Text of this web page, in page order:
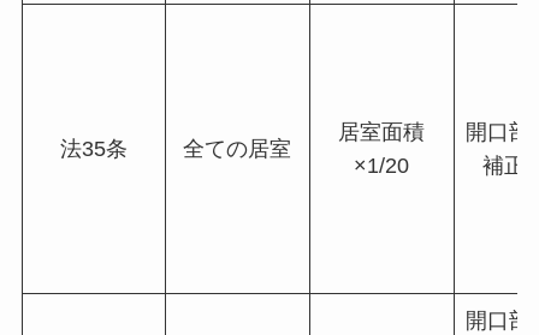
法35条 全ての居室
居室面積
×1/20
開口部
補正
開口部